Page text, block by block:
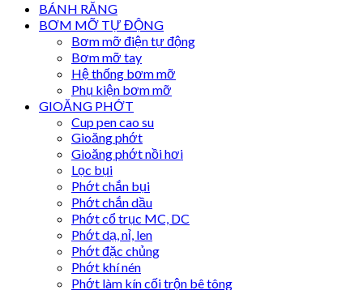
BÁNH RĂNG
BƠM MỠ TỰ ĐỘNG
Bơm mỡ điện tự động
Bơm mỡ tay
Hệ thống bơm mỡ
Phụ kiện bơm mỡ
GIOĂNG PHỚT
Cup pen cao su
Gioăng phớt
Gioăng phớt nồi hơi
Lọc bụi
Phớt chắn bụi
Phớt chắn dầu
Phớt cổ trục MC, DC
Phớt dạ, nỉ, len
Phớt đặc chủng
Phớt khí nén
Phớt làm kín cối trộn bê tông